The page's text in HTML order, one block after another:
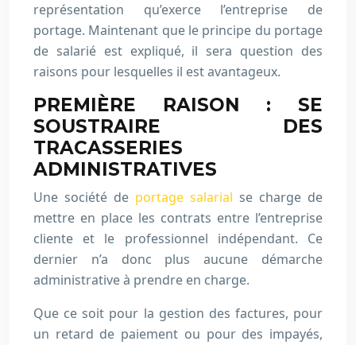
représentation qu’exerce l’entreprise de
portage. Maintenant que le principe du portage
de salarié est expliqué, il sera question des
raisons pour lesquelles il est avantageux.
PREMIÈRE RAISON : SE
SOUSTRAIRE DES
TRACASSERIES
ADMINISTRATIVES
Une société de portage salarial se charge de
mettre en place les contrats entre l’entreprise
cliente et le professionnel indépendant. Ce
dernier n’a donc plus aucune démarche
administrative à prendre en charge.
Que ce soit pour la gestion des factures, pour
un retard de paiement ou pour des impayés,